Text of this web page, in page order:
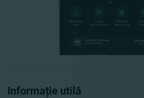
Informație utilă